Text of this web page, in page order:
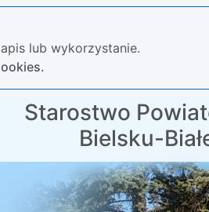
lub wykorzystanie.
Starostwo
Bielsku-